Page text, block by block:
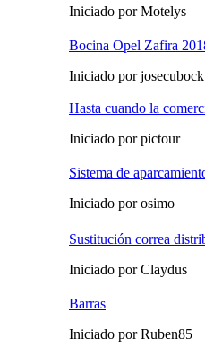
Iniciado por Motelys
Bocina Opel Zafira
Iniciado por josecubock
Hasta cuando la
Iniciado por pictour
Sistema de
Iniciado por osimo
Sustitución correa
Iniciado por Claydus
Barras
Iniciado por Ruben85